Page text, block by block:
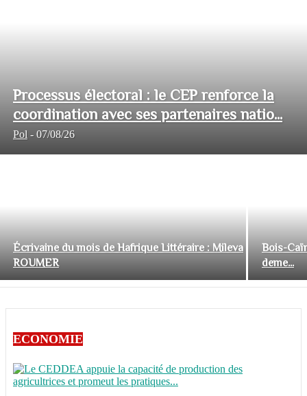
Processus électoral : le CEP renforce la
coordination avec ses partenaires natio...
Pol - 07/08/26
Écrivaine du mois de Hafrique Littéraire : Mileva
ROUMER
Bois-
deme...
ECONOMIE